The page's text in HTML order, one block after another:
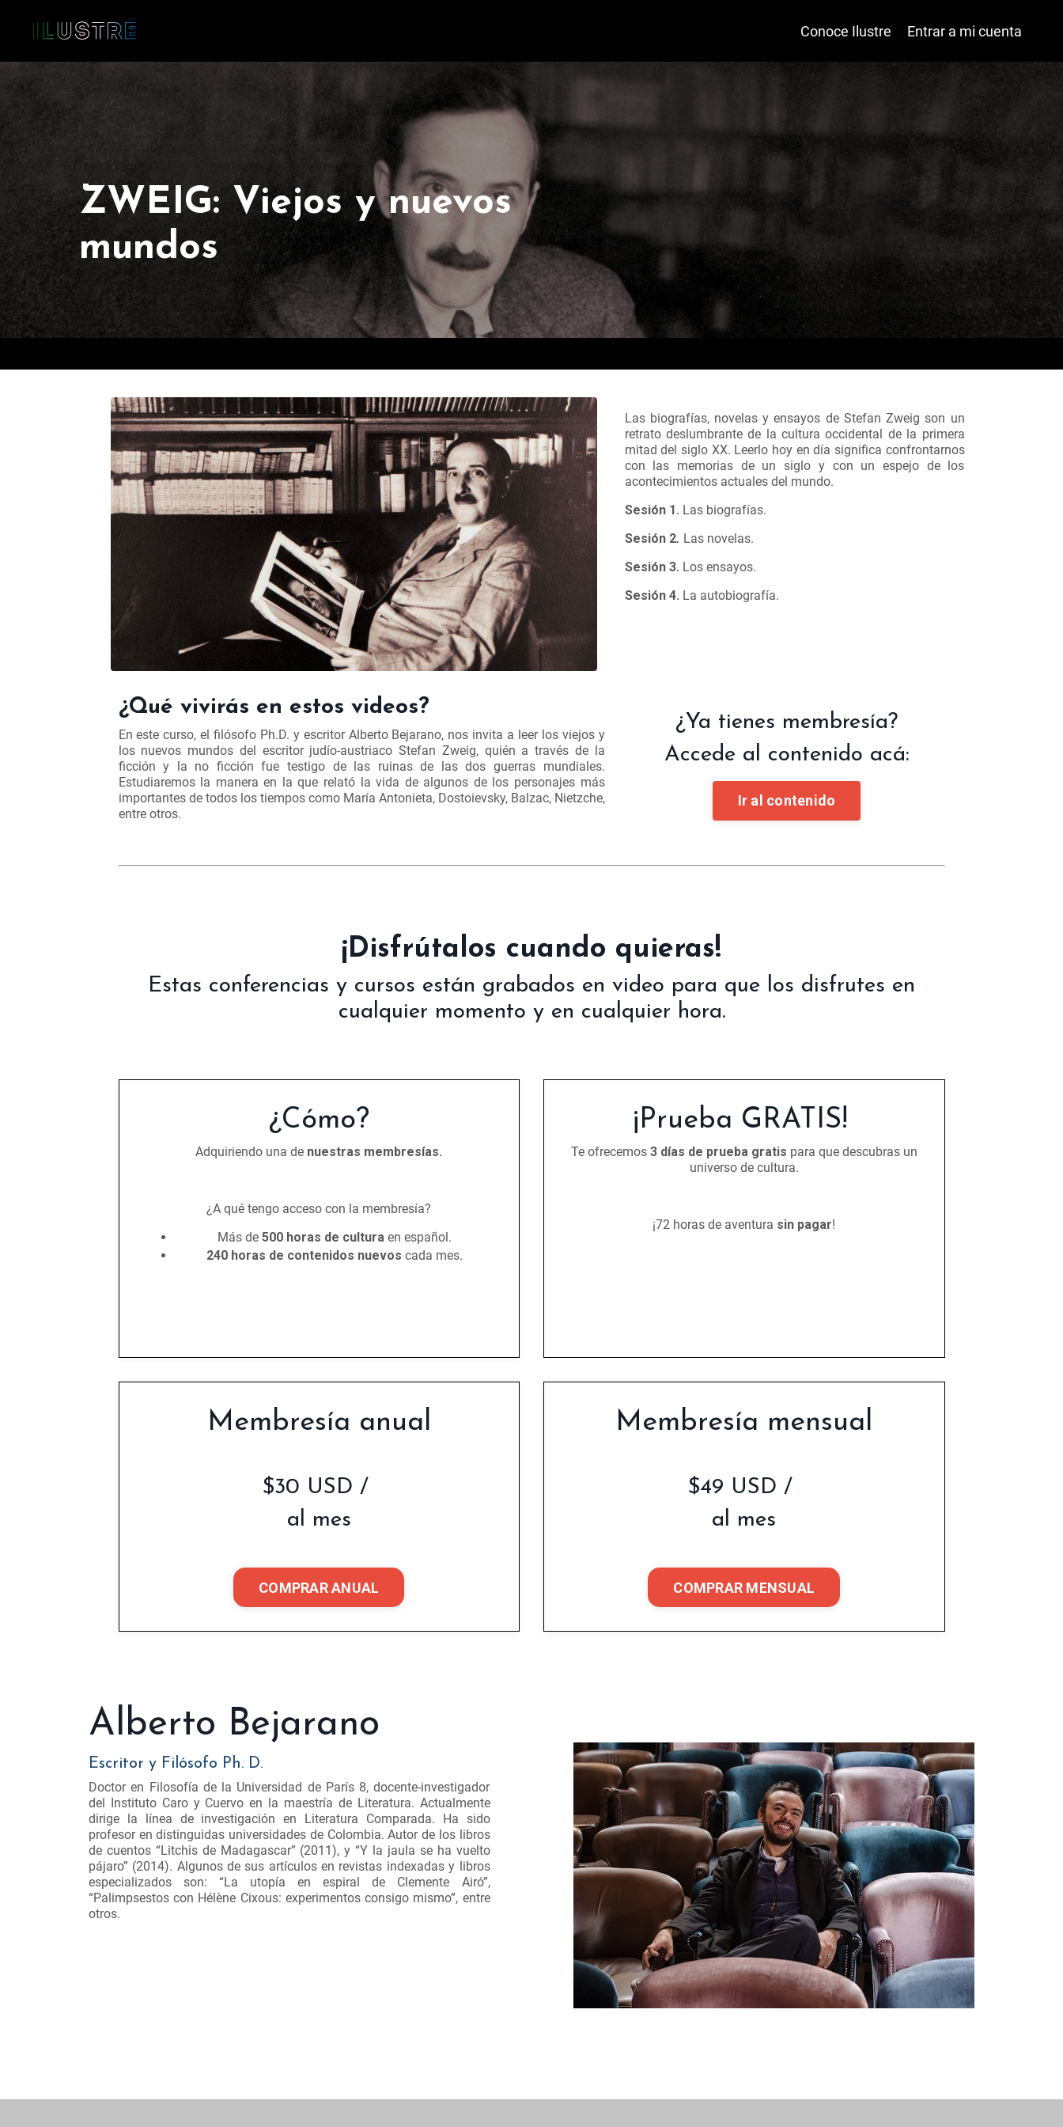
Conoce Ilustre Entrar a mi cuenta
ZWEIG: Viejos y nuevos
mundos
Las biografías, novelas y ensayos de Stefan Zweig son un
retrato deslumbrante de la cultura occidental de la primera
mitad del siglo XX. Leerlo hoy en día significa confrontarnos
con las memorias de un siglo y con un espejo de los
acontecimientos actuales del mundo.
Sesión 1. Las biografías.
Sesión 2. Las novelas.
Sesión 3. Los ensayos.
Sesión 4. La autobiografía.
¿Qué vivirás en estos videos?
En este curso, el filósofo Ph.D. y escritor Alberto Bejarano, nos invita a leer los viejos y
los nuevos mundos del escritor judío-austriaco Stefan Zweig, quién a través de la
ficción y la no ficción fue testigo de las ruinas de las dos guerras mundiales.
Estudiaremos la manera en la que relató la vida de algunos de los personajes más
importantes de todos los tiempos como María Antonieta, Dostoievsky, Balzac, Nietzche,
entre otros.
¿Ya tienes membresía?
Accede al contenido acá:
Ir al contenido
¡Disfrútalos cuando quieras!
Estas conferencias y cursos están grabados en video para que los disfrutes en
cualquier momento y en cualquier hora.
¿Cómo?
Adquiriendo una de nuestras membresías.
¿A qué tengo acceso con la membresía?
Más de 500 horas de cultura en español.
240 horas de contenidos nuevos cada mes.
¡Prueba GRATIS!
Te ofrecemos 3 días de prueba gratis para que descubras un
universo de cultura.
¡72 horas de aventura sin pagar!
Membresía anual
$30 USD /
al mes
COMPRAR ANUAL
Membresía mensual
$49 USD /
al mes
COMPRAR MENSUAL
Alberto Bejarano
Escritor y Filósofo Ph. D.
Doctor en Filosofía de la Universidad de París 8, docente-investigador
del Instituto Caro y Cuervo en la maestría de Literatura. Actualmente
dirige la línea de investigación en Literatura Comparada. Ha sido
profesor en distinguidas universidades de Colombia. Autor de los libros
de cuentos “Litchis de Madagascar” (2011), y “Y la jaula se ha vuelto
pájaro” (2014). Algunos de sus artículos en revistas indexadas y libros
especializados son: “La utopía en espiral de Clemente Airó”,
“Palimpsestos con Hélène Cixous: experimentos consigo mismo”, entre
otros.